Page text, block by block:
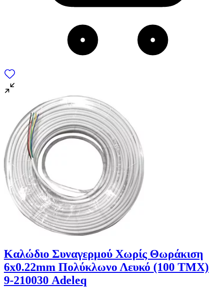
Καλώδιο Συναγερμού Χωρίς Θωράκιση
6x0.22mm Πολύκλωνο Λευκό (100 TMX)
9-210030 Adeleq